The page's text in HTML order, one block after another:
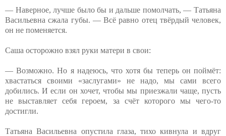
— Наверное, лучше было бы и дальше помолчать, — Татьяна
Васильевна сжала губы. — Всё равно отец твёрдый человек,
он не поменяется.
Саша осторожно взял руки матери в свои:
— Возможно. Но я надеюсь, что хотя бы теперь он поймёт:
хвастаться своими «заслугами» не надо, мы сами всего
добились. И если он хочет, чтобы мы приезжали чаще, пусть
не выставляет себя героем, за счёт которого мы чего-то
достигли.
Татьяна Васильевна опустила глаза, тихо кивнула и вдруг